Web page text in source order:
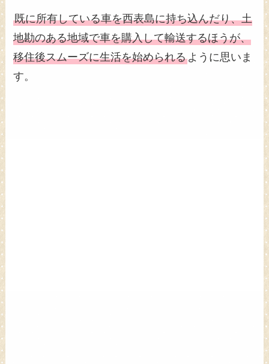
既に所有している車を西表島に持ち込んだり、土
地勘のある地域で車を購入して輸送するほうが、
移住後スムーズに生活を始められるように思いま
す。